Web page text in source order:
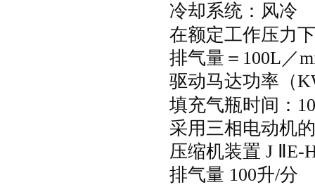
冷却系统：
在额定工作压力下
排气量＝ 100L／
驱动马达功率（
填充气瓶时间：
采用三相电动机
压缩机装置 J
E-
排气量 100升/分